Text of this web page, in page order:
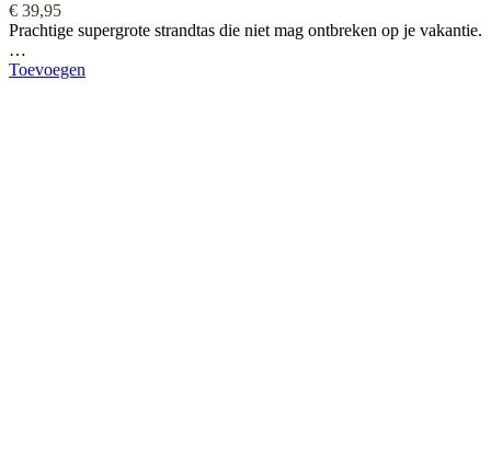
€ 39,95
Prachtige supergrote strandtas die niet mag ontbreken op je vakantie.
…
Toevoegen